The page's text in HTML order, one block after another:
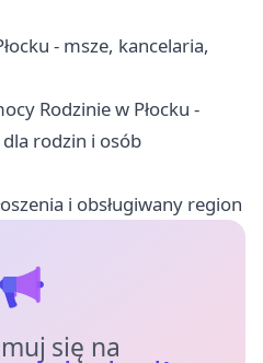
- msze, kancelaria,
Rodzinie w Płocku -
rodzin i osób
i obsługiwany region
się na